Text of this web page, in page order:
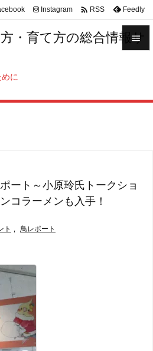
・育て方の総合情報サ
に

サイド


Instagram  RSS Feedly
ート～小原玲氏トークショ
コラーメンも入手！
ト , 鳥レポート